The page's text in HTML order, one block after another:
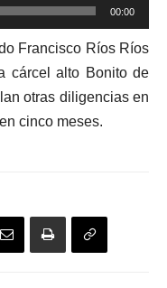
00:00
Francisco Ríos Ríos
cárcel alto Bonito de
otras diligencias en
cinco meses.